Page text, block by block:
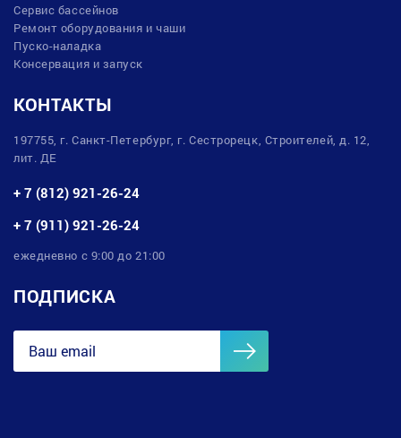
Сервис бассейнов
Ремонт оборудования и чаши
Пуско-наладка
Консервация и запуск
КОНТАКТЫ
197755, г. Санкт-Петербург, г. Сестрорецк, Строителей, д. 12,
лит. ДЕ
+ 7 (812) 921-26-24
+ 7 (911) 921-26-24
ежедневно с 9:00 до 21:00
ПОДПИСКА